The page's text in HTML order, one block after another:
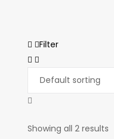
Filter
Showing all 2 results